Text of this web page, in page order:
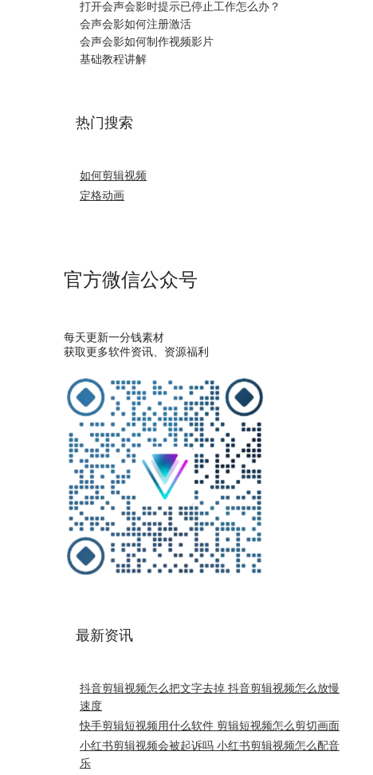
打开会声会影时提示已停止工作怎么办？
会声会影如何注册激活
会声会影如何制作视频影片
基础教程讲解
热门搜索
如何剪辑视频
定格动画
官方微信公众号
每天更新一分钱素材
获取更多软件资讯、资源福利
最新资讯
抖音剪辑视频怎么把文字去掉 抖音剪辑视频怎么放慢
速度
快手剪辑短视频用什么软件 剪辑短视频怎么剪切画面
小红书剪辑视频会被起诉吗 小红书剪辑视频怎么配音
乐